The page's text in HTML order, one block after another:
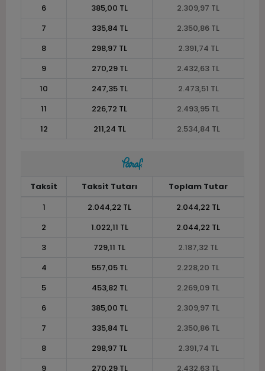
6 385,00 TL
2.309,97 TL
7
335,84 TL
2.350,86 TL
8
298,97 TL
2.391,74 TL
9
270,29 TL
2.432,63 TL
10
247,35 TL
2.473,51 TL
11
226,72 TL
2.493,95 TL
12
211,24 TL 2.534,84 TL
Taksit Taksit Tutarı
Toplam Tutar
1
2.044,22 TL
2.044,22 TL
2
1.022,11 TL
2.044,22 TL
3
729,11 TL
2.187,32 TL
4
557,05 TL
2.228,20 TL
5
453,82 TL
2.269,09 TL
6
385,00 TL
2.309,97 TL
7
335,84 TL
2.350,86 TL
8
298,97 TL
2.391,74 TL
9
270,29 TL
2.432,63 TL